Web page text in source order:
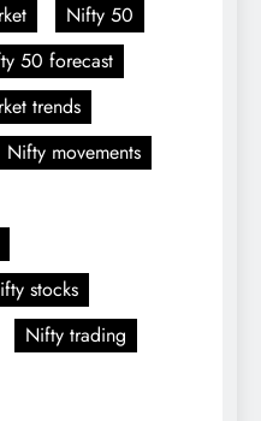
Nifty 50
50 forecast
trends
Nifty movements
stocks
Nifty trading